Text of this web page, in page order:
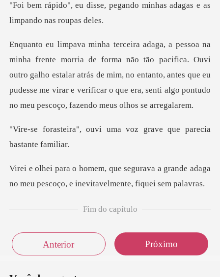
pegando minhas adagas e as
pacifica. Ouvi
outro galho estalar atrás de mim, no entanto, antes que eu
pudesse me virar
uvi uma voz grave que p
ava a grande adaga
no meu pescoço, e
Fim do capítulo
Anterior Próximo